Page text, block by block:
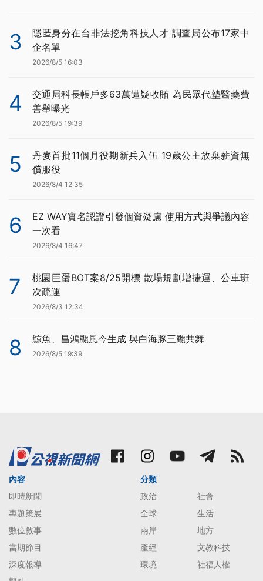
3
隱匿身分在台非法挖角科技人才 調查局公布17家中
企名單
2026/8/5 16:03
4
交通局科長帳戶多63萬遭疑收賄 為民眾代墊醫藥費
善舉曝光
2026/8/5 19:39
5
丹麥首批11個月役期新兵入伍 19歲公主放棄薪資無
償服役
2026/8/4 12:35
6
EZ WAY實名認證引發個資疑慮 使用方式與爭議內容
一次看
2026/8/4 16:47
7
桃園巨蛋BOT案8/25開標 散場規劃增捷運、公車班
次疏運
2026/8/3 12:34
8 鯨魚、昌鴻颱風今生成 與白海豚三颱共舞
2026/8/5 19:39
內容
即時新聞
專題策展
數位敘事
當期節目
深度報導
分類
政治
社會
全球
生活
兩岸
地方
產經
文教科技
環境
社福人權